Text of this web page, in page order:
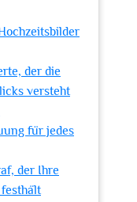
der die
versteht
für jedes
der Ihre